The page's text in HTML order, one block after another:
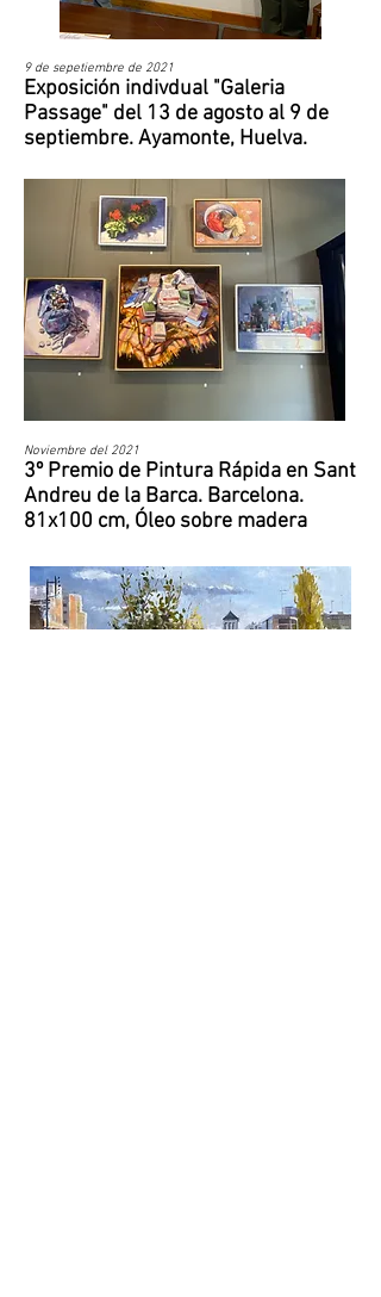
9 de sepetiembre de 2021​
Exposición indivdual "Galeria
Passage" del 13 de agosto al 9 de
septiembre. Ayamonte, Huelva.
Noviembre del 2021
3º Premio de Pintura Rápida en Sant
Andreu de la Barca. Barcelona.
81x100 cm, Óleo sobre madera